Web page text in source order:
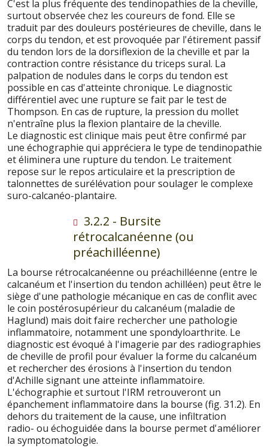
C'est la plus fréquente des tendinopathies de la cheville,
surtout observée chez les coureurs de fond. Elle se
traduit par des douleurs postérieures de cheville, dans le
corps du tendon, et est provoquée par l'étirement passif
du tendon lors de la dorsiflexion de la cheville et par la
contraction contre résistance du triceps sural. La
palpation de nodules dans le corps du tendon est
possible en cas d'atteinte chronique. Le diagnostic
différentiel avec une rupture se fait par le test de
Thompson. En cas de rupture, la pression du mollet
n'entraîne plus la flexion plantaire de la cheville.
Le diagnostic est clinique mais peut être confirmé par
une échographie qui appréciera le type de tendinopathie
et éliminera une rupture du tendon. Le traitement
repose sur le repos articulaire et la prescription de
talonnettes de surélévation pour soulager le complexe
suro-calcanéo-plantaire.
3.2.2 - Bursite
rétrocalcanéenne (ou
préachilléenne)
La bourse rétrocalcanéenne ou préachilléenne (entre le
calcanéum et l'insertion du tendon achilléen) peut être le
siège d'une pathologie mécanique en cas de conflit avec
le coin postérosupérieur du calcanéum (maladie de
Haglund) mais doit faire rechercher une pathologie
inflammatoire, notamment une spondyloarthrite. Le
diagnostic est évoqué à l'imagerie par des radiographies
de cheville de profil pour évaluer la forme du calcanéum
et rechercher des érosions à l'insertion du tendon
d'Achille signant une atteinte inflammatoire.
L'échographie et surtout l'IRM retrouveront un
épanchement inflammatoire dans la bourse (fig. 31.2). En
dehors du traitement de la cause, une infiltration
radio- ou échoguidée dans la bourse permet d'améliorer
la symptomatologie.